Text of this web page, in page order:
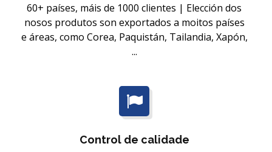
60+ países, máis de 1000 clientes | Elección dos
nosos produtos son exportados a moitos países
e áreas, como Corea, Paquistán, Tailandia, Xapón,
...
Control de calidade